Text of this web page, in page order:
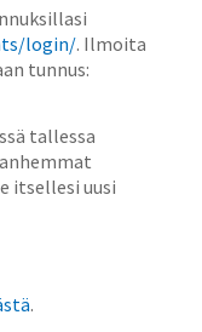
login/. Ilmoita
tunnus:
tallessa
itsellesi uusi
.